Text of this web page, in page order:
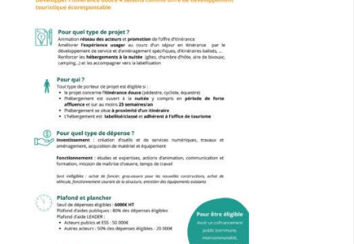
Crèches et LAEP
Jeunesse
Cohésion Sociale
Bus France Services en Matheysine
Accès aux droits – Plaquette & Carte
PAT Volet social